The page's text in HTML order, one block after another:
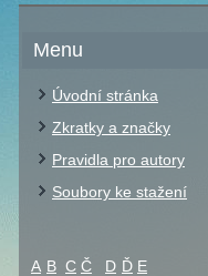
Menu
Úvodní stránka
Zkratky a značky
Pravidla pro autory
Soubory ke stažení
A B C Č D Ď E